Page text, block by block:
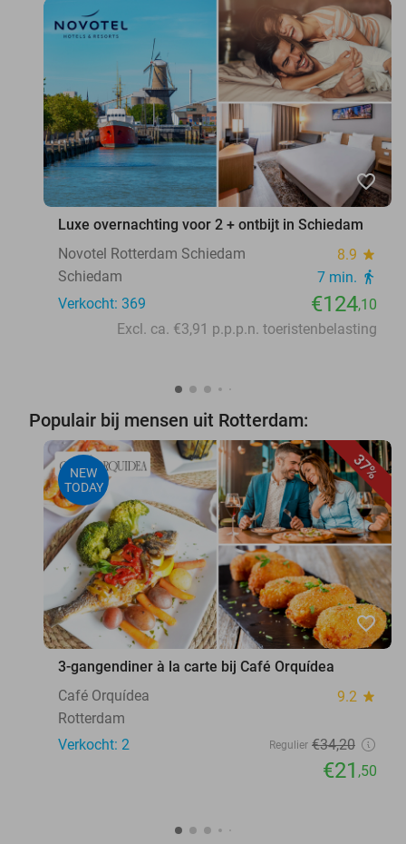
favorite_border
Luxe overnachting voor 2 + ontbijt in Schiedam
Novotel Rotterdam Schiedam
8.9 star
Schiedam 7 min. directions_walk
Verkocht: 369 €124,10
Excl. ca. €3,91 p.p.p.n. toeristenbelasting
Populair bij mensen uit Rotterdam:
37%
NEW
TODAY
favorite_border
3-gangendiner à la carte bij Café Orquídea
Café Orquídea
9.2 star
Rotterdam
Verkocht: 2
Regulier €34,20
€21 ,50